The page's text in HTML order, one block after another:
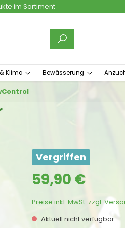
im Sortiment
Klima Bewässerung
Vergriffen
Regulärer Preis:
59,90 €
Preise inkl. MwSt. zzgl.
Aktuell nicht verfügbar